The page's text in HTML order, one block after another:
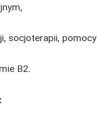
socjoterapii, pomocy
B2.